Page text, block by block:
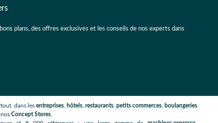
plans, des offres exclusives et les conseils de nos experts dans
dans les entreprises hôtels restaurants petits commerces
boulangeries
Concept Stores.